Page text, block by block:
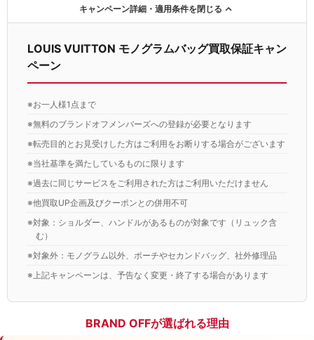
キャンペーン詳細・適用条件を閉じる
LOUIS VUITTON モノグラムバッグ買取保証キャン
ペーン
※お一人様1点まで
※無料のブランドオフメンバーズへの登録が必要となります
※転売目的とお見受けした方はご利用をお断りする場合がございます
※当社基準を満たしているものに限ります
※過去に同じサービスをご利用された方はご利用いただけません
※他買取UP企画及びクーポンとの併用不可
※対象：ショルダー、ハンドルがあるものが対象です（リュック含
む）
※対象外：モノグラム以外、ポーチやセカンドバッグ、社外修理品
※上記キャンペーンは、予告なく変更・終了する場合があります
BRAND OFFが選ばれる理由